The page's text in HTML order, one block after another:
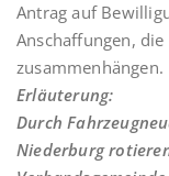
Antrag auf
Anschaffungen, die
zusammenhängen.
Erläuterung:
Durch
Niederburg